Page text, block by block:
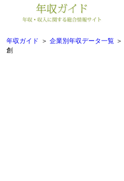
年収ガイド ＞ 企業別年収データ一覧 ＞
創